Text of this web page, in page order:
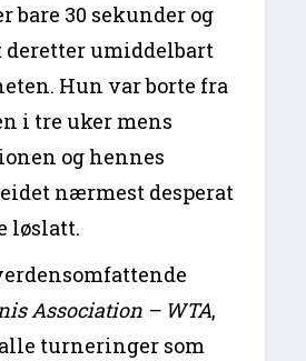
bare 30 sekunder og
umiddelbart
Hun var borte fra
i tre uker mens
og hennes
nærmest desperat
løslatt.
Association – WTA,
turneringer som